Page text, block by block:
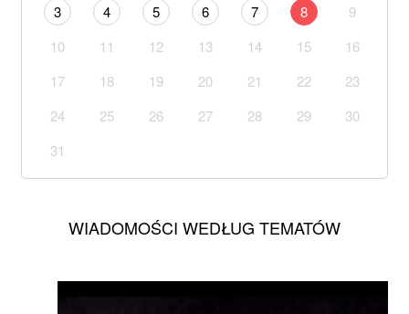
3
4 5 6 7 8
9
10
11 12 13 14 15
16
17
18 19 20 21 22
23
24
25 26 27 28 29
30
31
WIADOMOŚCI WEDŁUG TEMATÓW